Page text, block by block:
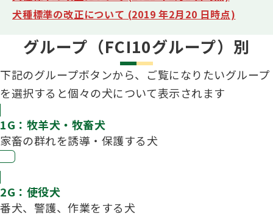
犬種標準の改正について (2019 年2月20 日時点)
グループ（FCI10グループ）別
下記のグループボタンから、ご覧になりたいグループ
を選択すると個々の犬について表示されます
1G：牧羊犬・牧畜犬
家畜の群れを誘導・保護する犬
2G：使役犬
番犬、警護、作業をする犬